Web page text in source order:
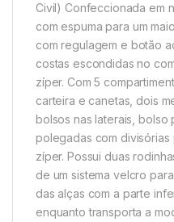
Civil) Confeccionada em
com espuma para um
com regulagem e botão
costas escondidas no
zíper. Com 5
carteira e canetas, dois
bolsos nas laterais, bolso
polegadas com
zíper. Possui duas
de um sistema velcro
das alças com a parte
enquanto transporta a